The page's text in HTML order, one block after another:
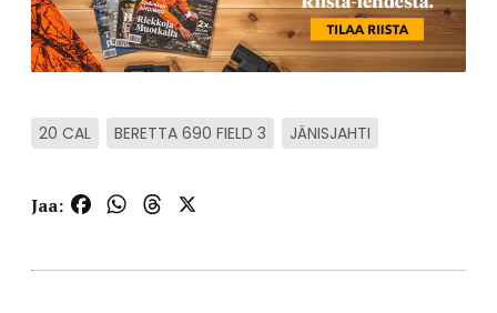
20 CAL BERETTA 690 FIELD 3 JÄNISJAHTI
Jaa: FacebookWhatsApp
Threads